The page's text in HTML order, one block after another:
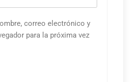
correo electrónico y
para la próxima vez